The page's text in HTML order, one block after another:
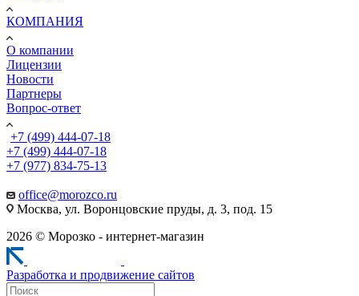
КОМПАНИЯ
О компании
Лицензии
Новости
Партнеры
Вопрос-ответ
+7 (499) 444-07-18
+7 (499) 444-07-18
+7 (977) 834-75-13
office@morozco.ru
Москва, ул. Воронцовские пруды, д. 3, под. 15
2026 © Морозко - интернет-магазин
Разработка и продвижение сайтов